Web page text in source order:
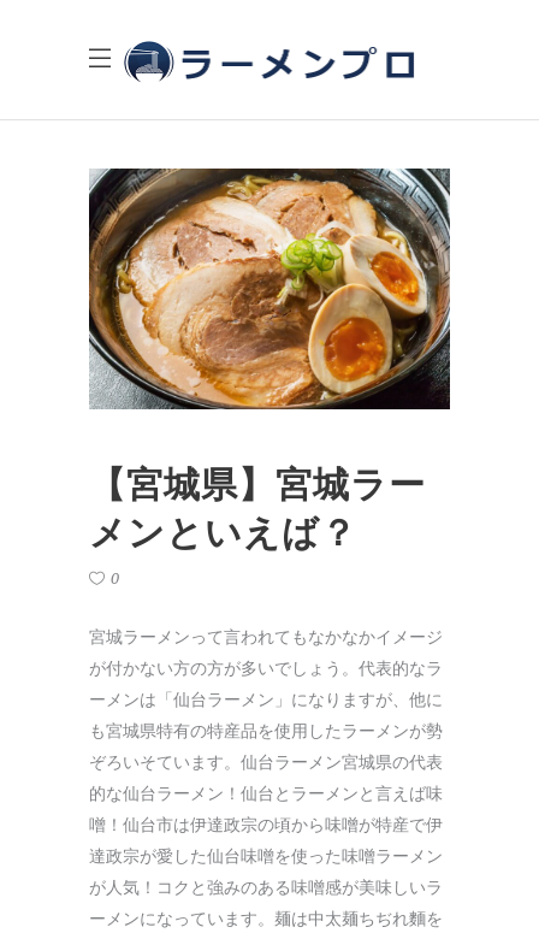
【宮城県】宮城ラー
メンといえば？
0
宮城ラーメンって言われてもなかなかイメージ
が付かない方の方が多いでしょう。代表的なラ
ーメンは「仙台ラーメン」になりますが、他に
も宮城県特有の特産品を使用したラーメンが勢
ぞろいそています。仙台ラーメン宮城県の代表
的な仙台ラーメン！仙台とラーメンと言えば味
噌！仙台市は伊達政宗の頃から味噌が特産で伊
達政宗が愛した仙台味噌を使った味噌ラーメン
が人気！コクと強みのある味噌感が美味しいラ
ーメンになっています。麺は中太麺ちぢれ麵を